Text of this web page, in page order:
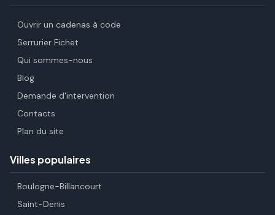
Ouvrir un cadenas à code
Serrurier Fichet
Qui sommes-nous
Blog
Demande d'intervention
Contacts
Plan du site
Villes populaires
Boulogne-Billancourt
Saint-Denis